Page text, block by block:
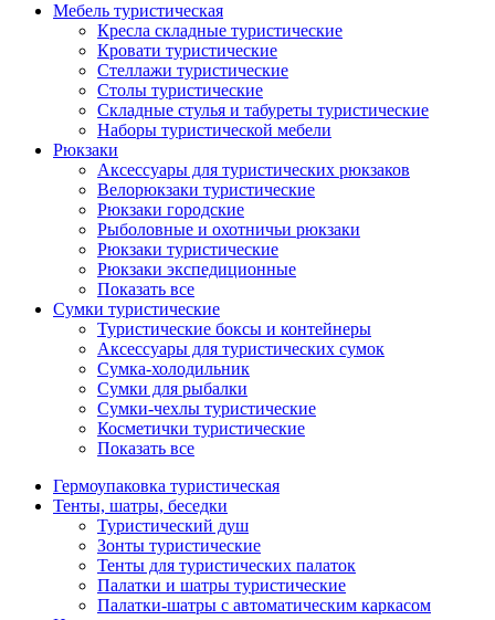
Мебель туристическая
Кресла складные туристические
Кровати туристические
Стеллажи туристические
Столы туристические
Складные стулья и табуреты туристические
Наборы туристической мебели
Рюкзаки
Аксессуары для туристических рюкзаков
Велорюкзаки туристические
Рюкзаки городские
Рыболовные и охотничьи рюкзаки
Рюкзаки туристические
Рюкзаки экспедиционные
Показать все
Сумки туристические
Туристические боксы и контейнеры
Аксессуары для туристических сумок
Сумка-холодильник
Сумки для рыбалки
Сумки-чехлы туристические
Косметички туристические
Показать все
Гермоупаковка туристическая
Тенты, шатры, беседки
Туристический душ
Зонты туристические
Тенты для туристических палаток
Палатки и шатры туристические
Палатки-шатры с автоматическим каркасом